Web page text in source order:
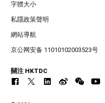
字體大小
私隱政策聲明
網站導航
京公网安备 11010102003523号
關注 HKTDC